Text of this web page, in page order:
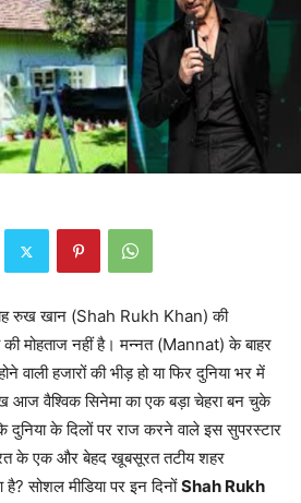
रुख खान (Shah Rukh Khan) की
मोहताज नहीं है। मन्नत (Mannat) के बाहर
वाली हजारों की भीड़ हो या फिर दुनिया भर में
वैश्विक सिनेमा का एक बड़ा चेहरा बन चुके
के दिलों पर राज करने वाले इस सुपरस्टार
के एक और बेहद खूबसूरत तटीय शहर
सोशल मीडिया पर इन दिनोंShah Rukh